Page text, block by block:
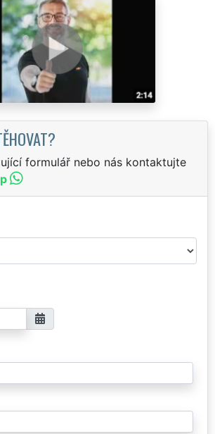
formulář nebo nás kontaktujte